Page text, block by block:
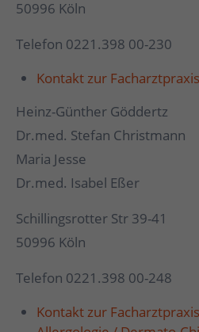
50996 Köln
Telefon 0221.398 00-230
Kontakt zur
Heinz-Günther Göddertz
Dr.med. Stefan Christmann
Maria Jesse
Dr.med. Isabel Eßer
Schillingsrotter Str 39-41
50996 Köln
Telefon 0221.398 00-248
Kontakt zur